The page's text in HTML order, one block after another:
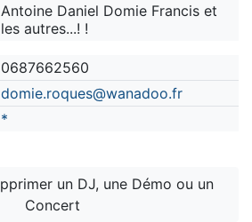
Antoine Daniel Domie Francis et
les autres...! !
0687662560
domie.roques@wanadoo.fr
*
Concert